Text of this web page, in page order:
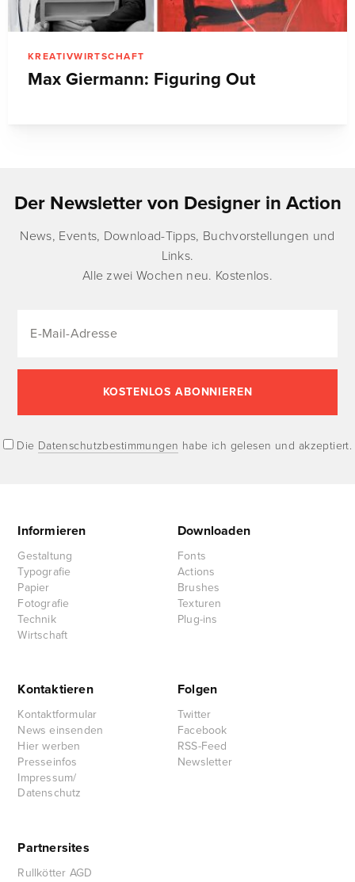
KREATIVWIRTSCHAFT
Max Giermann: Figuring Out
Der Newsletter von Designer in Action
News, Events, Download-Tipps, Buchvorstellungen und
Links.
Alle zwei Wochen neu. Kostenlos.
Die Datenschutzbestimmungen habe ich gelesen und akzeptiert.
Informieren
Gestaltung
Typografie
Papier
Fotografie
Technik
Wirtschaft
Downloaden
Fonts
Actions
Brushes
Texturen
Plug-ins
Kontaktieren
Kontaktformular
News einsenden
Hier werben
Presseinfos
Impressum/
Datenschutz
Folgen
Twitter
Facebook
RSS-Feed
Newsletter
Partnersites
Rullkötter AGD